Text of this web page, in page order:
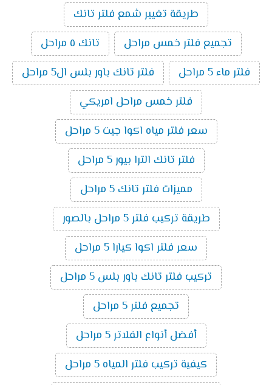
طريقة تغيير شمع فلتر تانك
تجميع فلتر خمس مراحل
تانك ٥ مراحل
فلتر ماء 5 مراحل
فلتر تانك باور بلس ال5 مراحل
فلتر خمس مراحل امريكي
سعر فلتر مياه اكوا جيت 5 مراحل
فلتر تانك الترا بيور 5 مراحل
مميزات فلتر تانك 5 مراحل
طريقة تركيب فلتر 5 مراحل بالصور
سعر فلتر اكوا كيارا 5 مراحل
تركيب فلتر تانك باور بلس 5 مراحل
تجميع فلتر 5 مراحل
أفضل أنواع الفلاتر 5 مراحل
كيفية تركيب فلتر المياه 5 مراحل